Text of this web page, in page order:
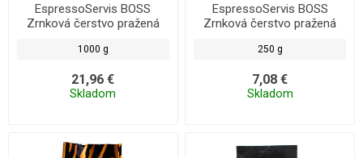
EspressoServis BOSS
Zrnková čerstvo pražená
1000 g
21,96 €
Skladom
EspressoServis BOSS
Zrnková čerstvo pražená
250 g
7,08 €
Skladom